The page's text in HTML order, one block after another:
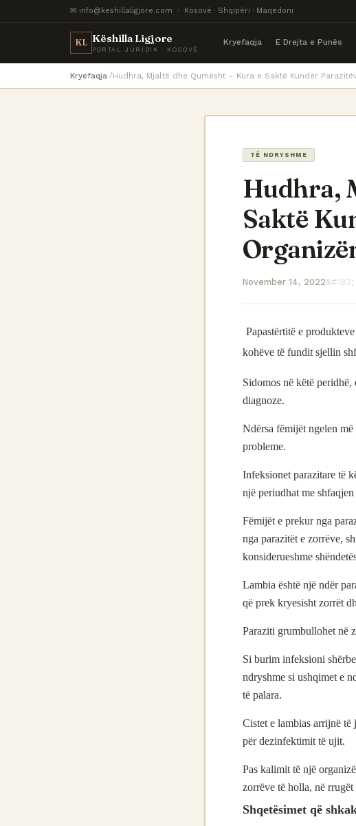
✉ info@keshillaligjore.com · Kosovë · Shqipëri · Maqedoni
KL Këshilla Ligjore
PORTAL JURIDIK · KOSOVË
Kryefaqja E Drejta e Punës
Kryefaqja Hudhra, Mjaltë dhe Qumësht – Kura e Saktë Kundër
TË NDRYSHME
Hudhra,
Saktë
November 14, 2022
Papastërtitë e
kohëve të fundit sjellin
Sidomos në këtë
diagnoze.
Ndërsa fëmijët ngelen
probleme.
Infeksionet parazitare të
një periudhat me
Fëmijët e prekur nga
nga parazitët e zorrëve,
konsiderueshme
Lambia është një ndër
që prek kryesisht zorrët
Paraziti grumbullohet në
Si burim infeksioni
ndryshme si ushqimet e
të palara.
Cistet e lambias arrijnë të
për dezinfektimit të ujit.
Pas kalimit të një
zorrëve të holla, në
Shqetësimet që